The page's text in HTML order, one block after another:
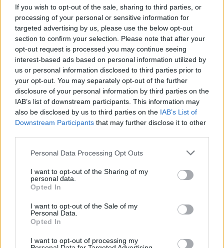
If you wish to opt-out of the sale, sharing to third parties, or
processing of your personal or sensitive information for
targeted advertising by us, please use the below opt-out
section to confirm your selection. Please note that after your
opt-out request is processed you may continue seeing
interest-based ads based on personal information utilized by
us or personal information disclosed to third parties prior to
your opt-out. You may separately opt-out of the further
disclosure of your personal information by third parties on the
IAB’s list of downstream participants. This information may
also be disclosed by us to third parties on the IAB’s List of
Downstream Participants that may further disclose it to other
Personal Data Processing Opt Outs
I want to opt-out of the Sharing of my
personal data.
Opted In
I want to opt-out of the Sale of my
Personal Data.
Opted In
I want to opt-out of processing my
Žinios | Lietuvos diena
00:03:40
Per pandemiją vengusiems patikrų – medikų įspėjimas:
šiemet aptinkama vis daugiau užleistų ligų
Žinios | Lietuvos diena
00:33:52
Keliauti bus daug paprasčiau: Lietuvoje įsigaliojo
Europos Sąjungos „žaliasis pasas“
Žinios | Lietuvos diena
00:01:29
Dėl mažėjančių COVID-19 atvejų Venecija pateko į
„baltąją zoną“: vasara džiaugsis be komendanto
Žinios | Pasaulis
00:00:26